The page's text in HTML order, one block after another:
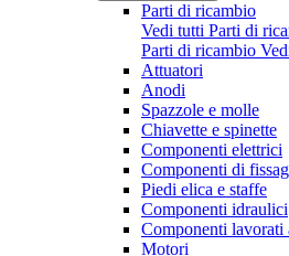
Parti di ricambio
Vedi tutti Parti di
Parti di ricambio
Attuatori
Anodi
Spazzole e molle
Chiavette e spinette
Componenti elettrici
Componenti di
Piedi elica e staffe
Componenti idraulici
Componenti lavorati
Motori